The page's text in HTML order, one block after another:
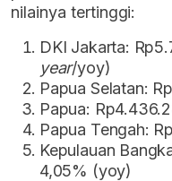
nilainya tertinggi:
DKI Jakarta:
year/yoy)
Papua Selatan:
Papua:
Papua Tengah:
Kepulauan
4,05% (yoy)